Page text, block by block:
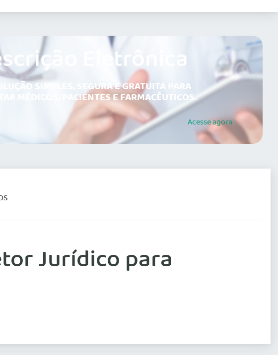
Eletrônica
SIMPLES, SEGURA E GRATUITA PARA
MÉDICOS, PACIENTES E FARMACÊUTICOS.
Acesseagora
Jurídico para